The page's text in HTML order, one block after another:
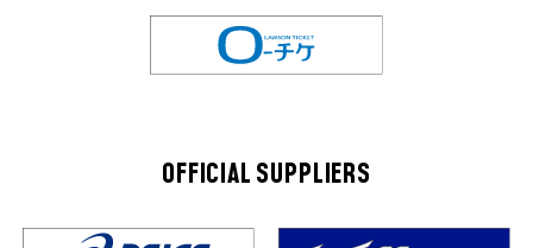
OFFICIAL SUPPLIERS